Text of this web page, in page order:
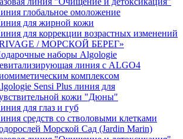
глобальное омоложение
для жирной кожи
для коррекции возрастных изменений
/ МОРСКОЙ БЕРЕГ»
наборы Algologie
линия с ALGO4
комплексом
Sensi Plus линия для
кожи "Дюны"
для глаз и губ
средств со стволовыми клетками
Морской Сад (Jardin Marin)